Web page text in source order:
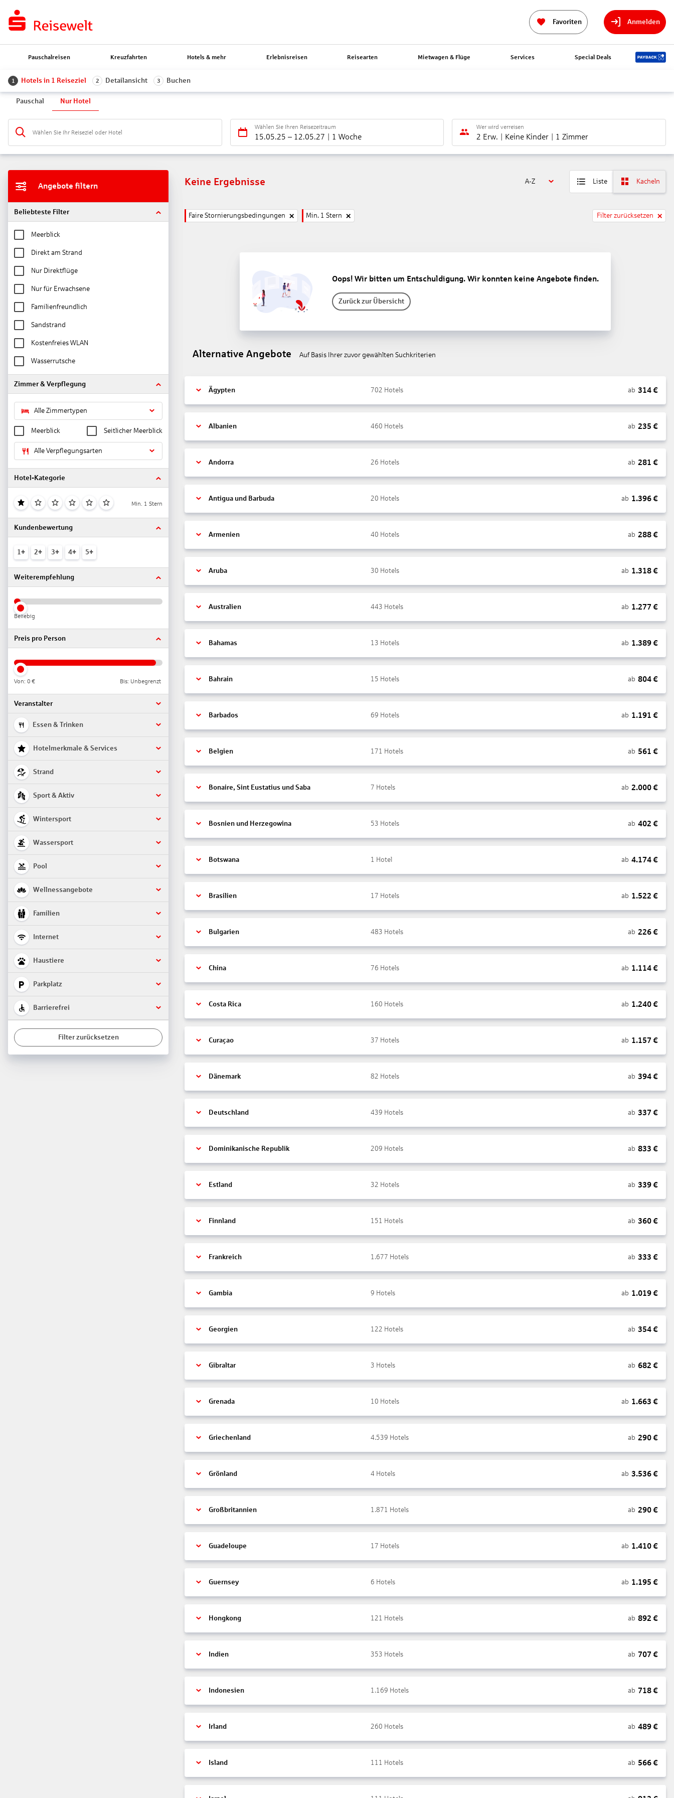
Favoriten Anmelden
Pauschalreisen Kreuzfahrten Hotels & mehr Erlebnisreisen Reisearten Mietwagen & Flüge Services Special Deals
1 Hotels in 1 Reiseziel 2 Detailansicht 3 Buchen
Pauschal Nur Hotel
Wählen Sie Ihr Reiseziel oder Hotel
Wählen Sie Ihren Reisezeitraum
15.05.25 – 12.05.27 1 Woche
Wer wird verreisen
2 Erw. Keine Kinder 1 Zimmer
Angebote filtern
Beliebteste Filter
Meerblick
Direkt am Strand
Nur Direktflüge
Nur für Erwachsene
Familienfreundlich
Sandstrand
Kostenfreies WLAN
Wasserrutsche
Zimmer & Verpflegung
Alle Zimmertypen
Meerblick Seitlicher Meerblick
Alle Verpflegungsarten
Hotel-Kategorie
Min. 1 Stern
Kundenbewertung
1+ 2+ 3+ 4+ 5+
Weiterempfehlung
Beliebig
Preis pro Person
Von: 0 € Bis: Unbegrenzt
Veranstalter
Essen & Trinken
Hotelmerkmale & Services
Strand
Sport & Aktiv
Wintersport
Wassersport
Pool
Wellnessangebote
Familien
Internet
Haustiere
Parkplatz
Barrierefrei
Filter zurücksetzen
Keine Ergebnisse A-Z Liste Kacheln
Faire Stornierungsbedingungen Min. 1 Stern Filter zurücksetzen
Oops! Wir bitten um Entschuldigung. Wir konnten keine Angebote finden.
Zurück zur Übersicht
Alternative Angebote Auf Basis Ihrer zuvor gewählten Suchkriterien
Ägypten 702 Hotels ab 314€
Albanien 460 Hotels ab 235 €
Andorra 26 Hotels ab 281 €
Antigua und Barbuda 20 Hotels ab 1.396€
Armenien 40 Hotels ab 288€
Aruba 30 Hotels ab 1.318€
Australien 443 Hotels ab 1.277 €
Bahamas 13 Hotels ab 1.389€
Bahrain 15 Hotels ab 804€
Barbados 69 Hotels ab 1.191 €
Belgien 171 Hotels ab 561 €
Bonaire, Sint Eustatius und Saba 7 Hotels ab 2.000€
Bosnien und Herzegowina 53 Hotels ab 402 €
Botswana 1 Hotel ab 4.174€
Brasilien 17 Hotels ab 1.522 €
Bulgarien 483 Hotels ab 226€
China 76 Hotels ab 1.114€
Costa Rica 160 Hotels ab 1.240€
Curaçao 37 Hotels ab 1.157 €
Dänemark 82 Hotels ab 394€
Deutschland 439 Hotels ab 337 €
Dominikanische Republik 209 Hotels ab 833 €
Estland 32 Hotels ab 339€
Finnland 151 Hotels ab 360€
Frankreich 1.677 Hotels ab 333 €
Gambia 9 Hotels ab 1.019€
Georgien 122 Hotels ab 354€
Gibraltar 3 Hotels ab 682 €
Grenada 10 Hotels ab 1.663 €
Griechenland 4.539 Hotels ab 290€
Grönland 4 Hotels ab 3.536€
Großbritannien 1.871 Hotels ab 290€
Guadeloupe 17 Hotels ab 1.410€
Guernsey 6 Hotels ab 1.195 €
Hongkong 121 Hotels ab 892 €
Indien 353 Hotels ab 707 €
Indonesien 1.169 Hotels ab 718€
Irland 260 Hotels ab 489€
Island 111 Hotels ab 566€